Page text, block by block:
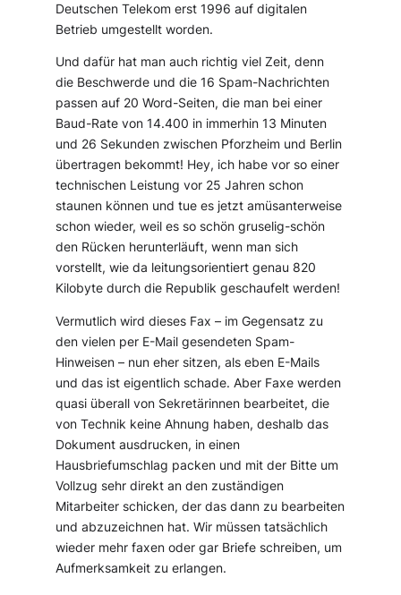
Deutschen Telekom erst 1996 auf digitalen
Betrieb umgestellt worden.
Und dafür hat man auch richtig viel Zeit, denn
die Beschwerde und die 16 Spam-Nachrichten
passen auf 20 Word-Seiten, die man bei einer
Baud-Rate von 14.400 in immerhin 13 Minuten
und 26 Sekunden zwischen Pforzheim und Berlin
übertragen bekommt! Hey, ich habe vor so einer
technischen Leistung vor 25 Jahren schon
staunen können und tue es jetzt amüsanterweise
schon wieder, weil es so schön gruselig-schön
den Rücken herunterläuft, wenn man sich
vorstellt, wie da leitungsorientiert genau 820
Kilobyte durch die Republik geschaufelt werden!
Vermutlich wird dieses Fax – im Gegensatz zu
den vielen per E-Mail gesendeten Spam-
Hinweisen – nun eher sitzen, als eben E-Mails
und das ist eigentlich schade. Aber Faxe werden
quasi überall von Sekretärinnen bearbeitet, die
von Technik keine Ahnung haben, deshalb das
Dokument ausdrucken, in einen
Hausbriefumschlag packen und mit der Bitte um
Vollzug sehr direkt an den zuständigen
Mitarbeiter schicken, der das dann zu bearbeiten
und abzuzeichnen hat. Wir müssen tatsächlich
wieder mehr faxen oder gar Briefe schreiben, um
Aufmerksamkeit zu erlangen.